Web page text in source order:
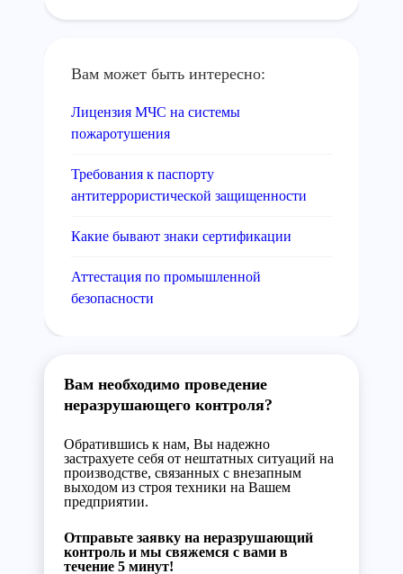
Вам может быть интересно:
Лицензия МЧС на системы
пожаротушения
Требования к паспорту
антитеррористической защищенности
Какие бывают знаки сертификации
Аттестация по промышленной
безопасности
Вам необходимо проведение
неразрушающего контроля?
Обратившись к нам, Вы надежно
застрахуете себя от нештатных ситуаций на
производстве, связанных с внезапным
выходом из строя техники на Вашем
предприятии.
Отправьте заявку на неразрушающий
контроль и мы свяжемся с вами в
течение 5 минут!